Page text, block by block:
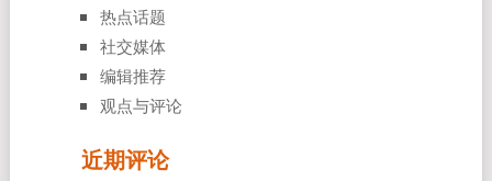
热点话题
社交媒体
编辑推荐
观点与评论
近期评论